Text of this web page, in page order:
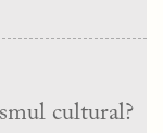
cultural?